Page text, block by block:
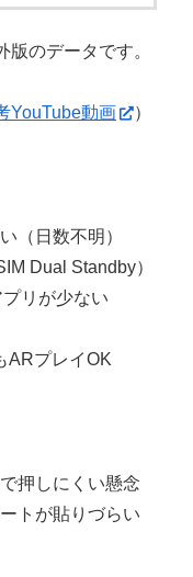
のデータです。
YouTube動画 ）
（日数不明）
Dual Standby）
リが少ない
ARプレイOK
押しにくい懸念
トが貼りづらい